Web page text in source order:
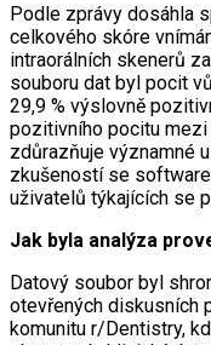
Podle zprávy dosáhla
celkového skóre
intraorálních skenerů
souboru dat byl pocit
29,9 % výslovně
pozitivního pocitu mezi
zdůrazňuje významné
zkušeností se
uživatelů týkajících se
Jak byla analýza
Datový soubor byl
otevřených diskusních
komunitu r/Dentistry,